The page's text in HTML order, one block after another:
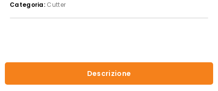
quantità
Categoria: Cutter
Descrizione